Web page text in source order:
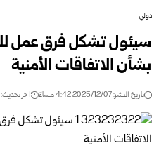
دولي
سيئول تشكل فرق عمل
بشأن الاتفاقات الأمنية
تاريخ النشر: 2025/12/07 4:42 مساءً اخر تحديث: 2025/12/07 4:42 مساءً